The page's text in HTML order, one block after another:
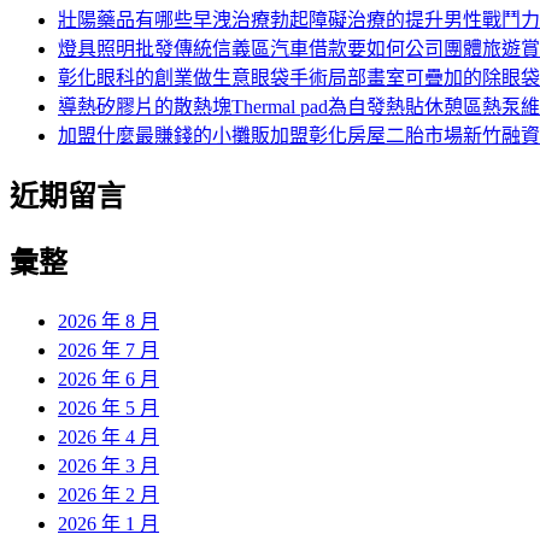
壯陽藥品有哪些早洩治療勃起障礙治療的提升男性戰鬥力
燈具照明批發傳統信義區汽車借款要如何公司團體旅遊
彰化眼科的創業做生意眼袋手術局部畫室可疊加的除眼袋
導熱矽膠片的散熱塊Thermal pad為自發熱貼休憩區熱泵
加盟什麼最賺錢的小攤販加盟彰化房屋二胎市場新竹融資
近期留言
彙整
2026 年 8 月
2026 年 7 月
2026 年 6 月
2026 年 5 月
2026 年 4 月
2026 年 3 月
2026 年 2 月
2026 年 1 月